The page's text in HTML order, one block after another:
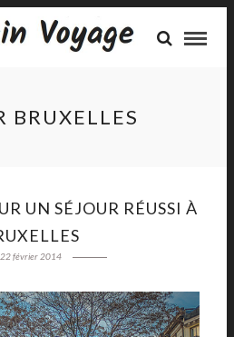
BRUXELLES
UN SÉJOUR RÉUSSI À
22 février 2014